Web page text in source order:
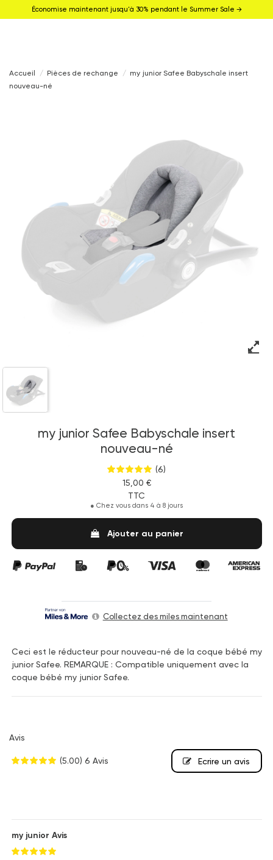
Économise maintenant jusqu'à 30% pendant le Summer Sale →
Accueil Pièces de rechange
my junior Safee Babyschale insert
nouveau-né
my junior Safee Babyschale insert
nouveau-né
(6)
15,00 €
TTC
● Chez vous dans 4 à 8 jours
Ajouter au panier
Collectez des miles maintenant
Ceci est le réducteur pour nouveau-né de la coque bébé my
junior Safee. REMARQUE : Compatible uniquement avec la
coque bébé my junior Safee.
Avis
(5.00) 6 Avis Ecrire un avis
my junior Avis